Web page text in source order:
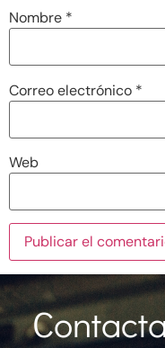
Nombre *
Correo electrónico *
Web